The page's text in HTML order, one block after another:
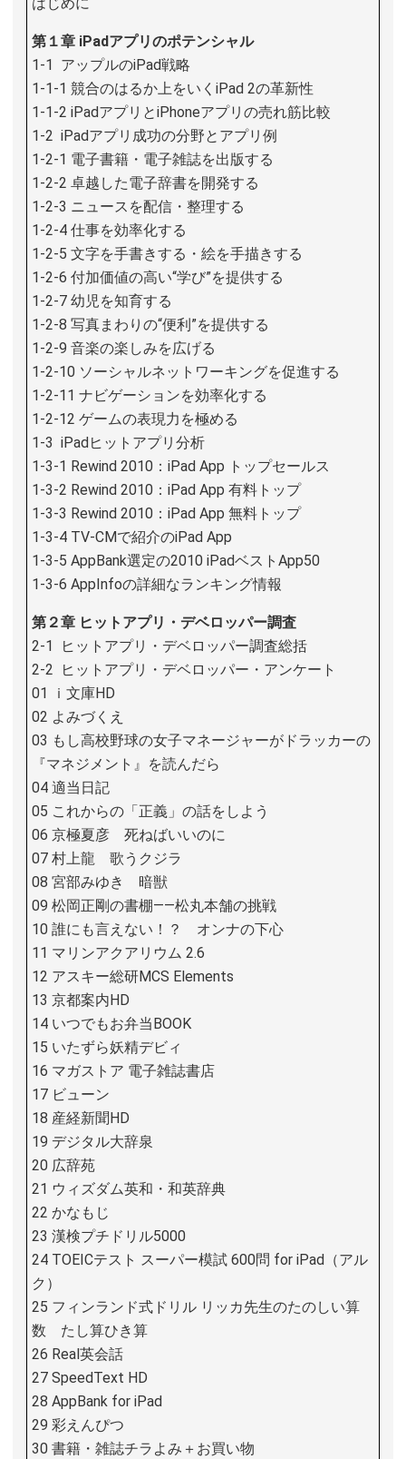
第１章 iPadアプリのポテンシャル
1-1 アップルのiPad戦略
1-1-1 競合のはるか上をいくiPad 2の革新性
1-1-2 iPadアプリとiPhoneアプリの売れ筋比較
1-2 iPadアプリ成功の分野とアプリ例
1-2-1 電子書籍・電子雑誌を出版する
1-2-2 卓越した電子辞書を開発する
1-2-3 ニュースを配信・整理する
1-2-4 仕事を効率化する
1-2-5 文字を手書きする・絵を手描きする
1-2-6 付加価値の高い“学び”を提供する
1-2-7 幼児を知育する
1-2-8 写真まわりの“便利”を提供する
1-2-9 音楽の楽しみを広げる
1-2-10 ソーシャルネットワーキングを促進する
1-2-11 ナビゲーションを効率化する
1-2-12 ゲームの表現力を極める
1-3 iPadヒットアプリ分析
1-3-1 Rewind 2010：iPad App トップセールス
1-3-2 Rewind 2010：iPad App 有料トップ
1-3-3 Rewind 2010：iPad App 無料トップ
1-3-4 TV-CMで紹介のiPad App
1-3-5 AppBank選定の2010 iPadベストApp50
1-3-6 AppInfoの詳細なランキング情報
第２章 ヒットアプリ・デベロッパー調査
2-1 ヒットアプリ・デベロッパー調査総括
2-2 ヒットアプリ・デベロッパー・アンケート
01 ｉ文庫HD
02 よみづくえ
03 もし高校野球の女子マネージャーがドラッカーの
『マネジメント』を読んだら
04 適当日記
05 これからの「正義」の話をしよう
06 京極夏彦 死ねばいいのに
07 村上龍 歌うクジラ
08 宮部みゆき 暗獣
09 松岡正剛の書棚――松丸本舗の挑戦
10 誰にも言えない！？ オンナの下心
11 マリンアクアリウム 2.6
12 アスキー総研MCS Elements
13 京都案内HD
14 いつでもお弁当BOOK
15 いたずら妖精デビィ
16 マガストア 電子雑誌書店
17 ビューン
18 産経新聞HD
19 デジタル大辞泉
20 広辞苑
21 ウィズダム英和・和英辞典
22 かなもじ
23 漢検プチドリル5000
24 TOEICテスト スーパー模試 600問 for iPad（アル
ク）
25 フィンランド式ドリル リッカ先生のたのしい算
数 たし算ひき算
26 Real英会話
27 SpeedText HD
28 AppBank for iPad
29 彩えんぴつ
30 書籍・雑誌チラよみ＋お買い物